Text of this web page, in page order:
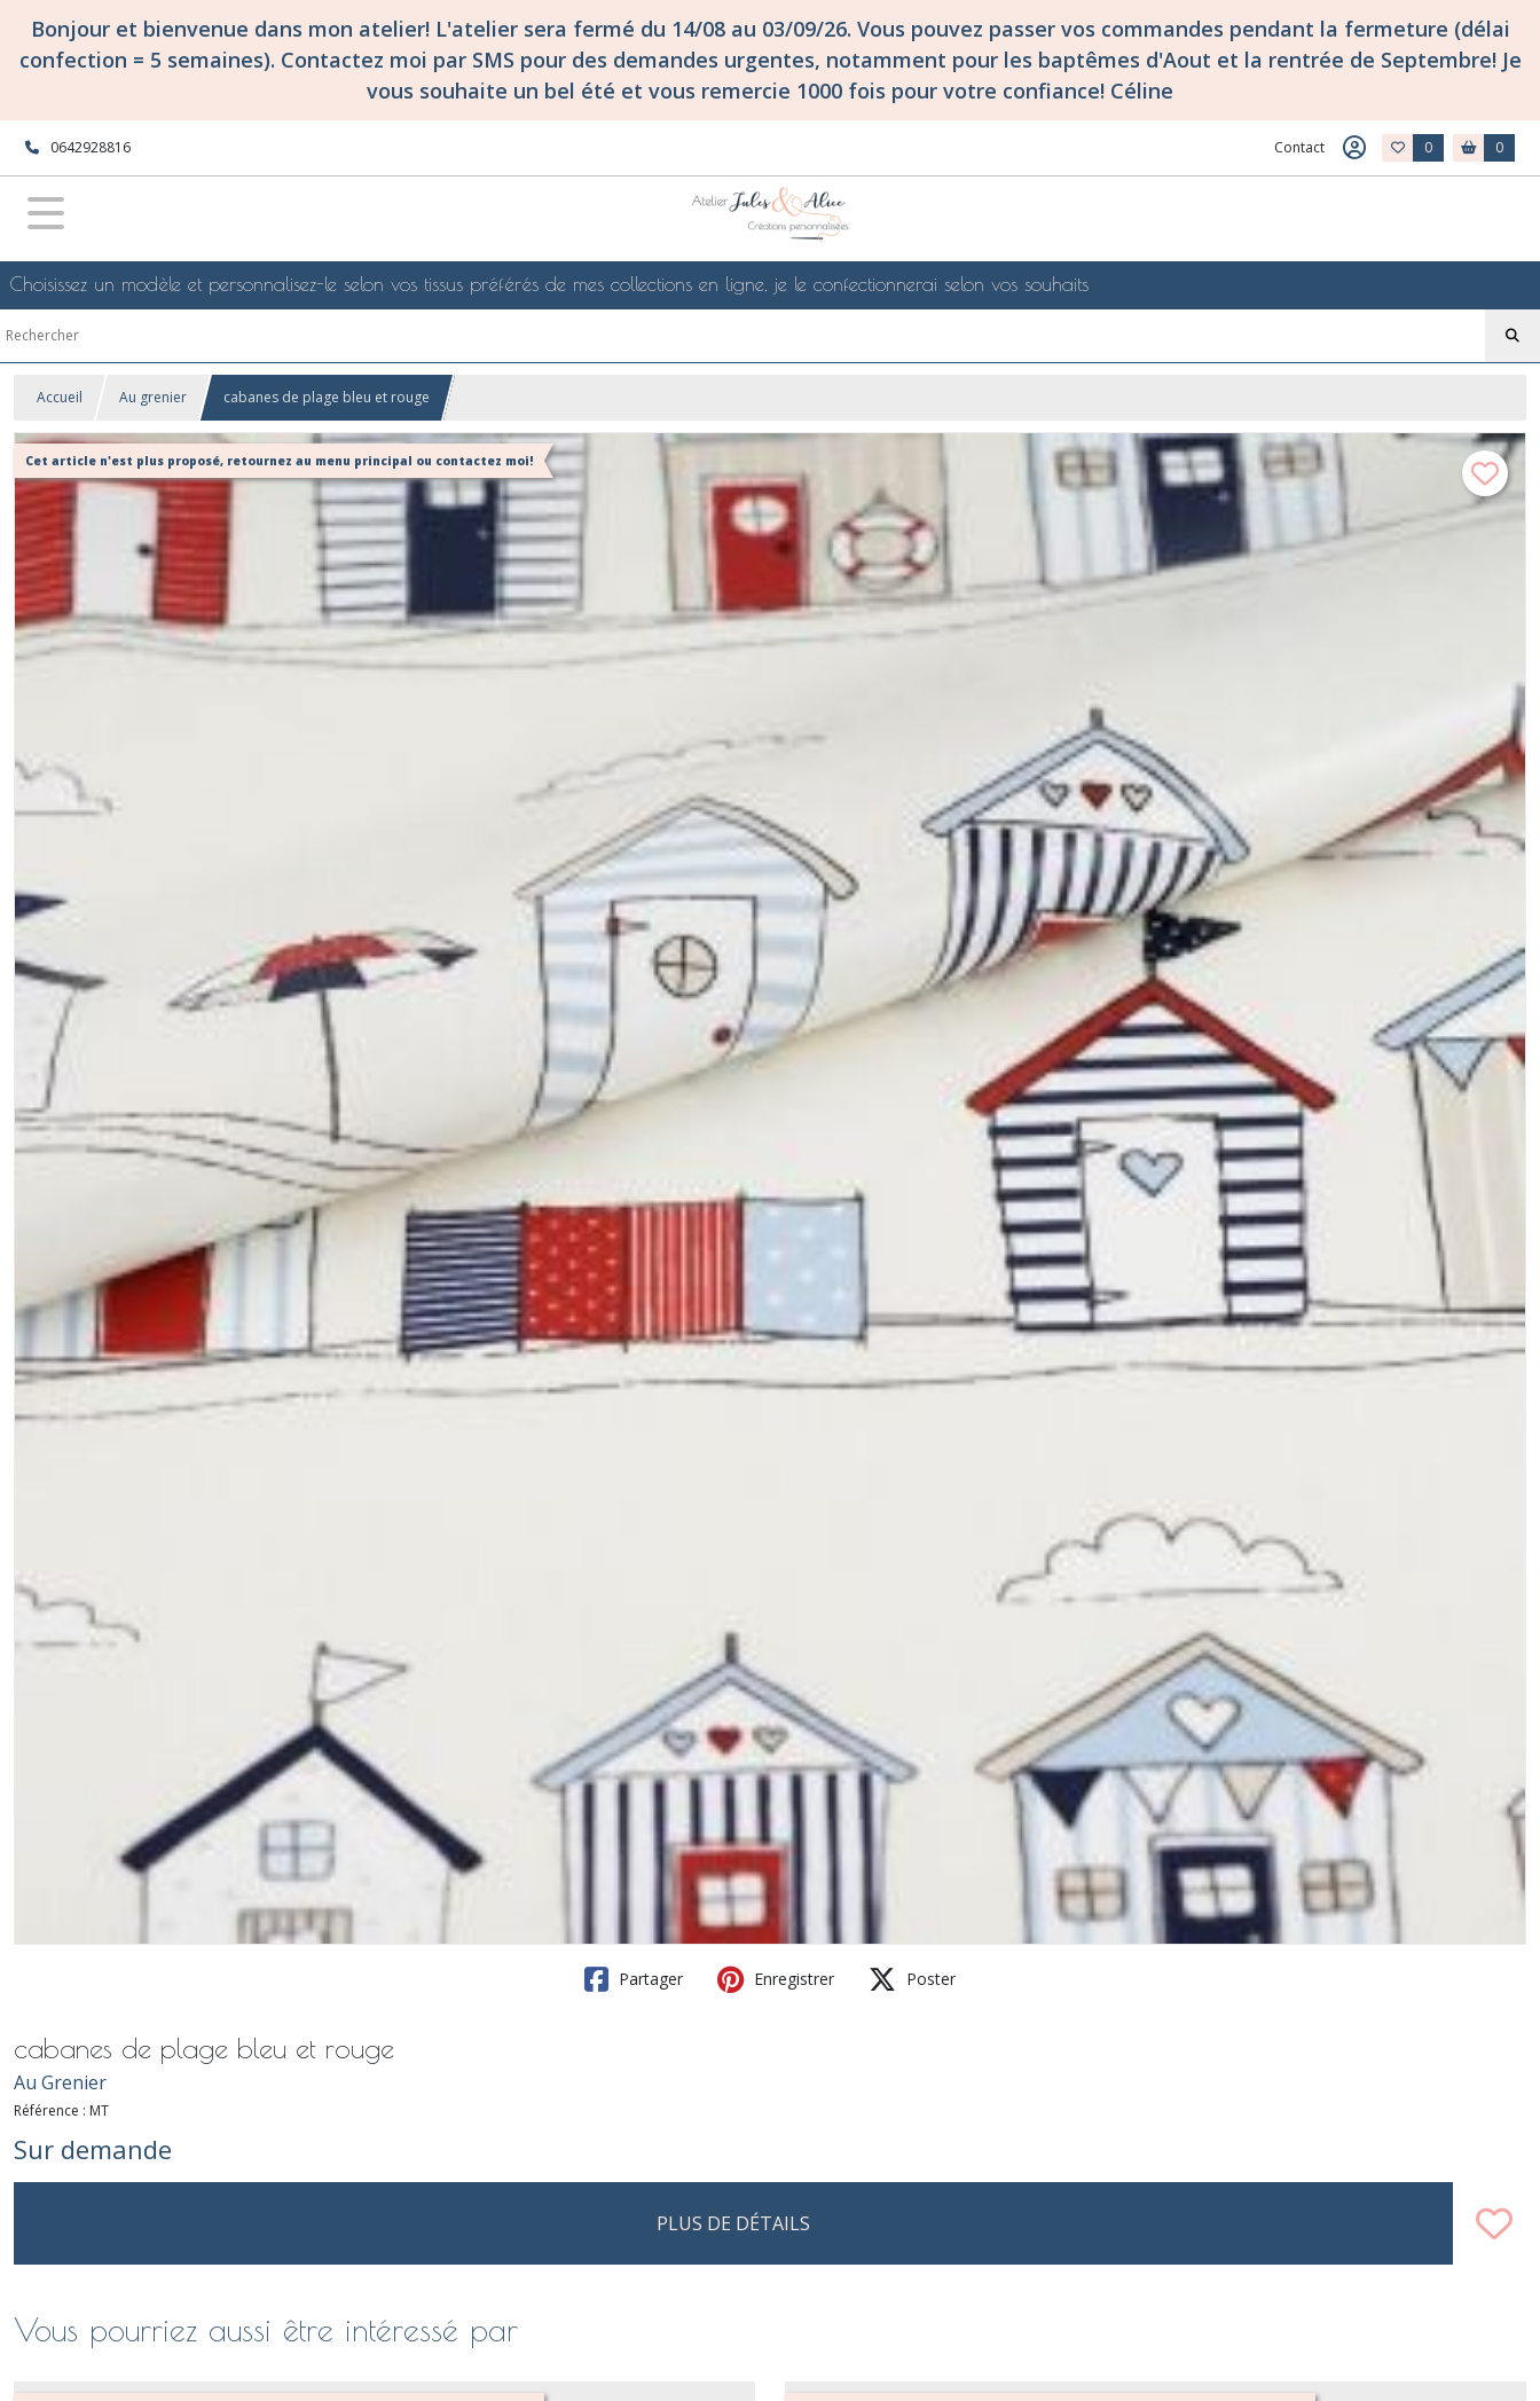
Bonjour et bienvenue dans mon atelier! L'atelier sera fermé du 14/08 au 03/09/26. Vous pouvez passer vos commandes pendant la fermeture (délai
confection = 5 semaines). Contactez moi par SMS pour des demandes urgentes, notamment pour les baptêmes d'Aout et la rentrée de Septembre! Je
vous souhaite un bel été et vous remercie 1000 fois pour votre confiance! Céline
0642928816 Contact 0 0
Choisissez un modèle et personnalisez-le selon vos tissus préférés de mes collections en ligne, je le confectionnerai selon vos souhaits
Accueil Au grenier cabanes de plage bleu et rouge
Cet article n'est plus proposé, retournez au menu principal ou contactez moi!
Partager Enregistrer Poster
cabanes de plage bleu et rouge
Au Grenier
Référence : MT
Sur demande
PLUS DE DÉTAILS
Vous pourriez aussi être intéressé par